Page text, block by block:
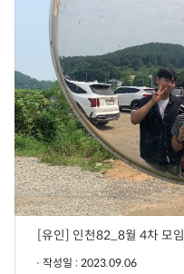
[유인] 인천82_8월 4차 모임
작성일 : 2023.09.06